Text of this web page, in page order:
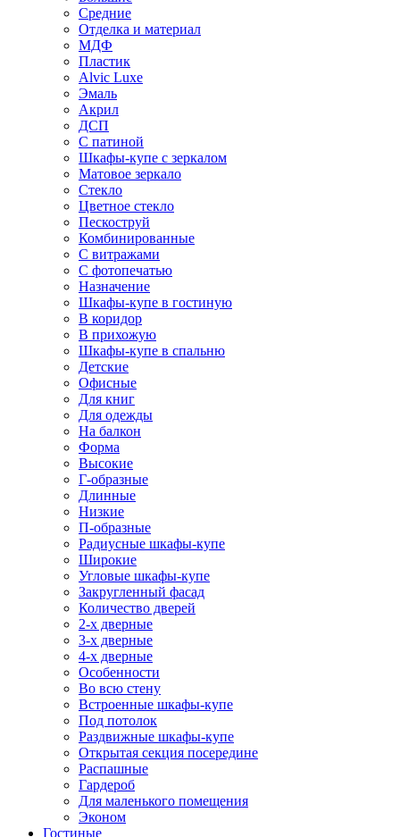
Средние
Отделка и материал
МДФ
Пластик
Alvic Luxe
Эмаль
Акрил
ДСП
С патиной
Шкафы-купе с зеркалом
Матовое зеркало
Стекло
Цветное стекло
Пескоструй
Комбинированные
С витражами
С фотопечатью
Назначение
Шкафы-купе в гостиную
В коридор
В прихожую
Шкафы-купе в спальню
Детские
Офисные
Для книг
Для одежды
На балкон
Форма
Высокие
Г-образные
Длинные
Низкие
П-образные
Радиусные шкафы-купе
Широкие
Угловые шкафы-купе
Закругленный фасад
Количество дверей
2-х дверные
3-х дверные
4-х дверные
Особенности
Во всю стену
Встроенные шкафы-купе
Под потолок
Раздвижные шкафы-купе
Открытая секция посередине
Распашные
Гардероб
Для маленького помещения
Эконом
Гостиные